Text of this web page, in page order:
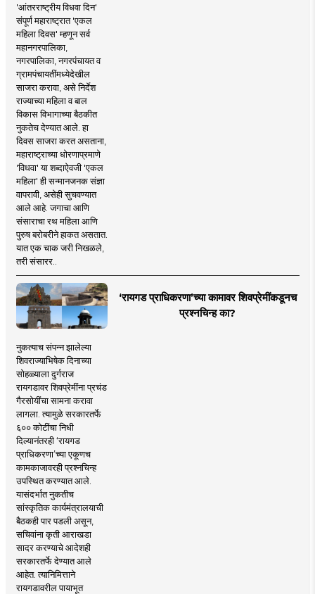
'आंतरराष्ट्रीय विधवा दिन'
संपूर्ण महाराष्ट्रात 'एकल
महिला दिवस' म्हणून सर्व
महानगरपालिका,
नगरपालिका, नगरपंचायत व
ग्रामपंचायतींमध्येदेखील
साजरा करावा, असे निर्देश
राज्याच्या महिला व बाल
विकास विभागाच्या बैठकीत
नुकतेच देण्यात आले. हा
दिवस साजरा करत असताना,
महाराष्ट्राच्या धोरणाप्रमाणे
'विधवा' या शब्दाऐवजी 'एकल
महिला' ही सन्मानजनक संज्ञा
वापरावी, असेही सुचवण्यात
आले आहे. जगाचा आणि
संसाराचा रथ महिला आणि
पुरुष बरोबरीने हाकत असतात.
यात एक चाक जरी निखळले,
तरी संसारर..
‘रायगड प्राधिकरणा’च्या कामावर शिवप्रेमींकडूनच
प्रश्नचिन्ह का?
नुकत्याच संपन्न झालेल्या
शिवराज्याभिषेक दिनाच्या
सोहळ्याला दुर्गराज
रायगडावर शिवप्रेमींना प्रचंड
गैरसोयींचा सामना करावा
लागला. त्यामुळे सरकारतर्फे
६०० कोटींचा निधी
दिल्यानंतरही ‘रायगड
प्राधिकरणा’च्या एकूणच
कामकाजावरही प्रश्नचिन्ह
उपस्थित करण्यात आले.
यासंदर्भात नुकतीच
सांस्कृतिक कार्यमंत्रालयाची
बैठकही पार पडली असून,
सचिवांना कृती आराखडा
सादर करण्याचे आदेशही
सरकारतर्फे देण्यात आले
आहेत. त्यानिमित्ताने
रायगडावरील पायाभूत